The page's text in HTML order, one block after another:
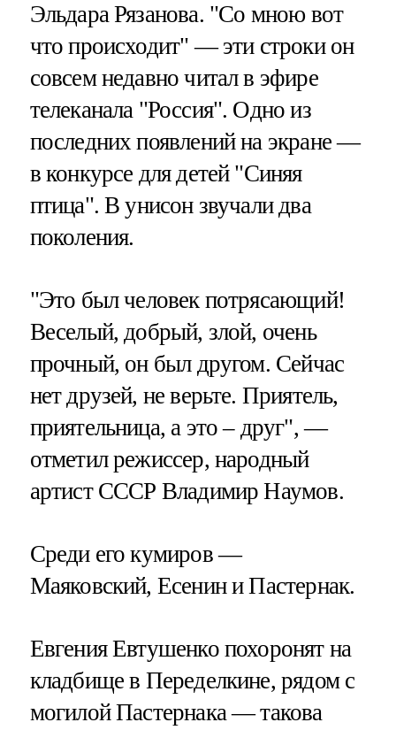
Эльдара Рязанова. "Со мною вот
что происходит" — эти строки он
совсем недавно читал в эфире
телеканала "Россия". Одно из
последних появлений на экране —
в конкурсе для детей "Синяя
птица". В унисон звучали два
поколения.
"Это был человек потрясающий!
Веселый, добрый, злой, очень
прочный, он был другом. Сейчас
нет друзей, не верьте. Приятель,
приятельница, а это – друг", —
отметил режиссер, народный
артист СССР Владимир Наумов.
Среди его кумиров —
Маяковский, Есенин и Пастернак.
Евгения Евтушенко похоронят на
кладбище в Переделкине, рядом с
могилой Пастернака — такова